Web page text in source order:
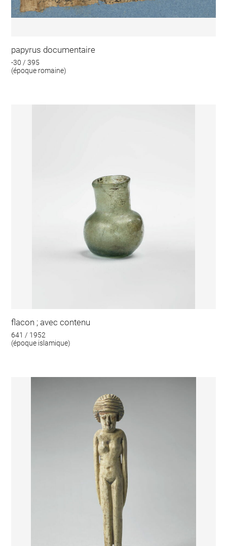
papyrus documentaire
-30 / 395
(époque romaine)
flacon ; avec contenu
641 / 1952
(époque islamique)